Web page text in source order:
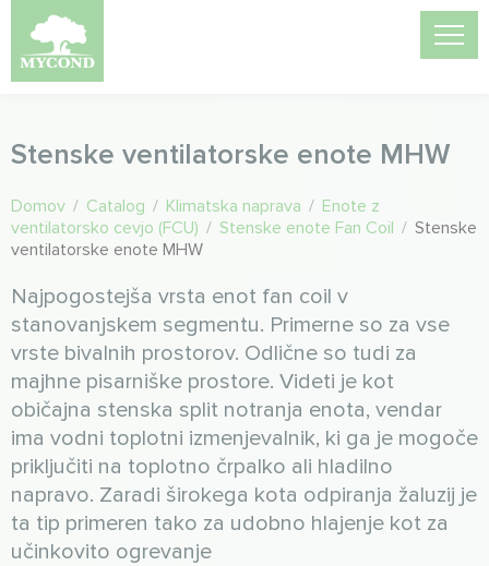
Stenske ventilatorske enote MHW
Domov / Catalog / Klimatska naprava / Enote z
ventilatorsko cevjo (FCU) / Stenske enote Fan Coil / Stenske
ventilatorske enote MHW
Najpogostejša vrsta enot fan coil v
stanovanjskem segmentu. Primerne so za vse
vrste bivalnih prostorov. Odlične so tudi za
majhne pisarniške prostore. Videti je kot
običajna stenska split notranja enota, vendar
ima vodni toplotni izmenjevalnik, ki ga je mogoče
priključiti na toplotno črpalko ali hladilno
napravo. Zaradi širokega kota odpiranja žaluzij je
ta tip primeren tako za udobno hlajenje kot za
učinkovito ogrevanje